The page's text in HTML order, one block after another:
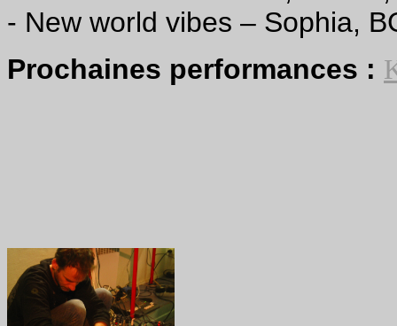
- New world vibes – Sophia,
Prochaines performances :